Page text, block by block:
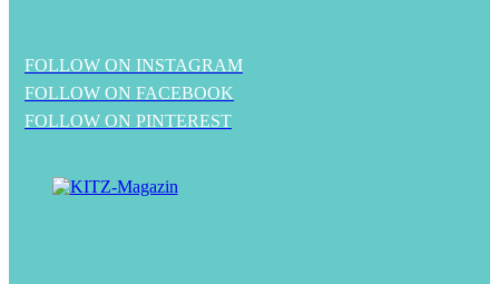
FOLLOW ON INSTAGRAM
FOLLOW ON FACEBOOK
FOLLOW ON PINTEREST